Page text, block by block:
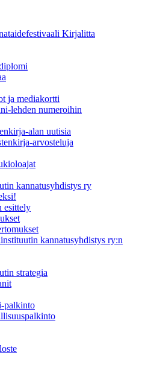
Kirjalitta
ja mediakortti
lehden numeroihin
alan uutisia
arvosteluja
kannatusyhdistys ry
esittely
kannatusyhdistys ry:n
strategia
palkinto